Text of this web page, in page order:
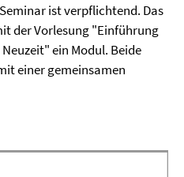
ist verpflichtend. Das
der Vorlesung "Einführung
ein Modul. Beide
einer gemeinsamen